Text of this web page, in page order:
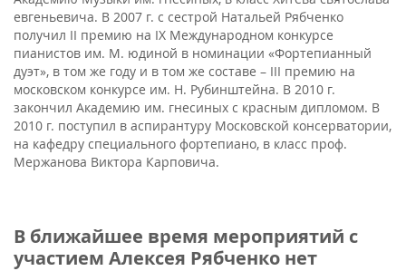
евгеньевича. В 2007 г. с сестрой Натальей Рябченко
получил II премию на IX Международном конкурсе
пианистов им. М. юдиной в номинации «Фортепианный
дуэт», в том же году и в том же составе – III премию на
московском конкурсе им. Н. Рубинштейна. В 2010 г.
закончил Академию им. гнесиных с красным дипломом. В
2010 г. поступил в аспирантуру Московской консерватории,
на кафедру специального фортепиано, в класс проф.
Мержанова Виктора Карповича.
В ближайшее время мероприятий с
участием Алексея Рябченко нет